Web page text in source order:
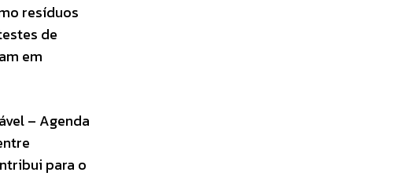
resíduos
de
em
– Agenda
para o